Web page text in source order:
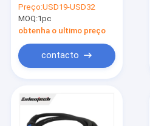
máquina de
soldadura de 4m
Preço:USD19-USD32
MOQ:1pc
obtenha o ultimo preço
contacto